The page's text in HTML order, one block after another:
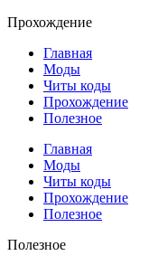
Прохождение
Главная
Моды
Читы коды
Прохождение
Полезное
Главная
Моды
Читы коды
Прохождение
Полезное
Полезное